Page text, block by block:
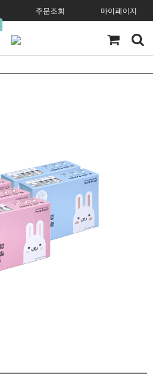
주문조회 마이페이지